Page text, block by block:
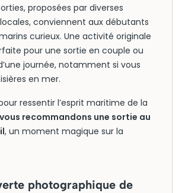
proposées par diverses
conviennent aux débutants
curieux. Une activité originale
pour une sortie en couple ou
journée, notamment si vous
en mer.
ressentir l’esprit maritime de la
recommandons une sortie au
, un moment magique sur la
photographique de